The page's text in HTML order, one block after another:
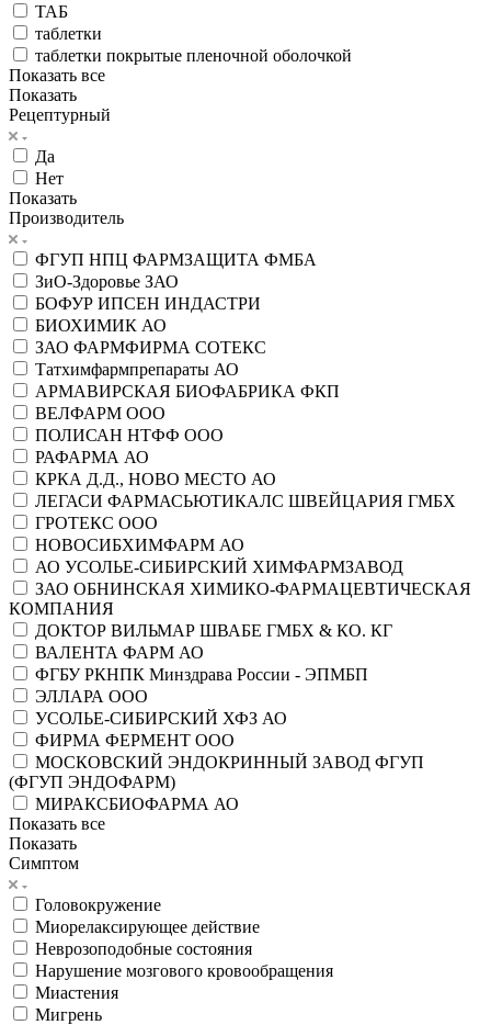
ТАБ
таблетки
таблетки покрытые пленочной оболочкой
Показать все
Показать
Рецептурный
Да
Нет
Показать
Производитель
ФГУП НПЦ ФАРМЗАЩИТА ФМБА
ЗиО-Здоровье ЗАО
БОФУР ИПСЕН ИНДАСТРИ
БИОХИМИК АО
ЗАО ФАРМФИРМА СОТЕКС
Татхимфармпрепараты АО
АРМАВИРСКАЯ БИОФАБРИКА ФКП
ВЕЛФАРМ ООО
ПОЛИСАН НТФФ ООО
РАФАРМА АО
КРКА Д.Д., НОВО МЕСТО АО
ЛЕГАСИ ФАРМАСЬЮТИКАЛС ШВЕЙЦАРИЯ ГМБХ
ГРОТЕКС ООО
НОВОСИБХИМФАРМ АО
АО УСОЛЬЕ-СИБИРСКИЙ ХИМФАРМЗАВОД
ЗАО ОБНИНСКАЯ ХИМИКО-ФАРМАЦЕВТИЧЕСКАЯ
КОМПАНИЯ
ДОКТОР ВИЛЬМАР ШВАБЕ ГМБХ & КО. КГ
ВАЛЕНТА ФАРМ АО
ФГБУ РКНПК Минздрава России - ЭПМБП
ЭЛЛАРА ООО
УСОЛЬЕ-СИБИРСКИЙ ХФЗ АО
ФИРМА ФЕРМЕНТ ООО
МОСКОВСКИЙ ЭНДОКРИННЫЙ ЗАВОД ФГУП
(ФГУП ЭНДОФАРМ)
МИРАКСБИОФАРМА АО
Показать все
Показать
Симптом
Головокружение
Миорелаксирующее действие
Неврозоподобные состояния
Нарушение мозгового кровообращения
Миастения
Мигрень